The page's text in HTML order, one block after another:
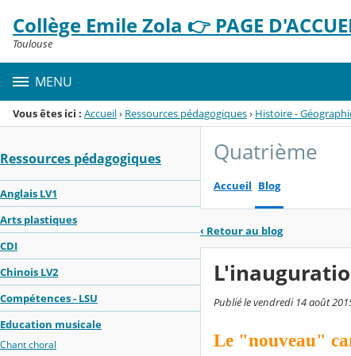
Menu de la rubrique
Contenu
Collège Emile Zola 👉 PAGE
Toulouse
MENU
Vous êtes ici : Accueil› Ressources pédagogiques› Histoire -
Ressources pédagogiques
Anglais LV1
Arts plastiques
CDI
Chinois LV2
Compétences - LSU
Education musicale
Chant choral
Quatrième
Accueil Blog
‹ Retour au blog
Publié le vendredi 14 août
Le "nouveau"